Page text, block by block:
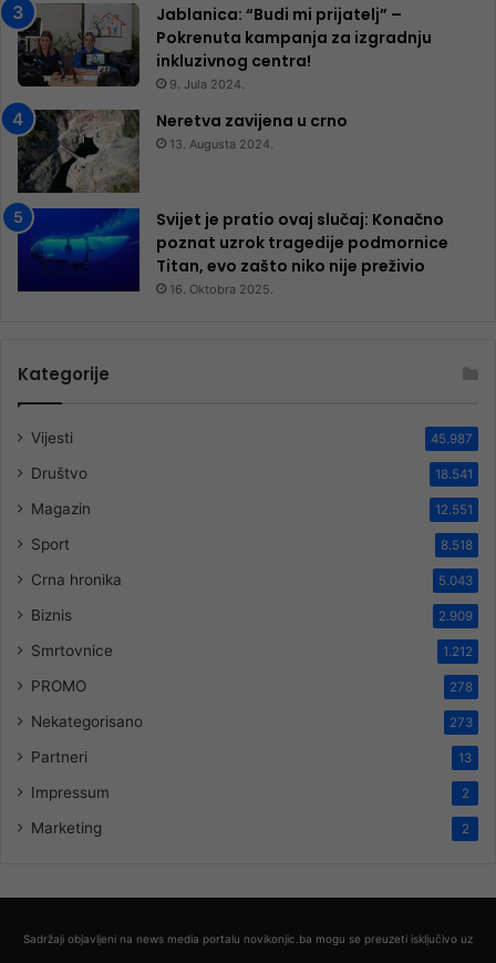
Jablanica: “Budi mi prijatelj” –
Pokrenuta kampanja za izgradnju
inkluzivnog centra!
9. Jula 2024.
Neretva zavijena u crno
13. Augusta 2024.
Svijet je pratio ovaj slučaj: Konačno
poznat uzrok tragedije podmornice
Titan, evo zašto niko nije preživio
16. Oktobra 2025.
Kategorije
Vijesti 45.987
Društvo 18.541
Magazin 12.551
Sport 8.518
Crna hronika 5.043
Biznis 2.909
Smrtovnice 1.212
PROMO 278
Nekategorisano 273
Partneri 13
Impressum 2
Marketing 2
Sadržaji objavljeni na news media portalu novikonjic.ba mogu se preuzeti isključivo uz